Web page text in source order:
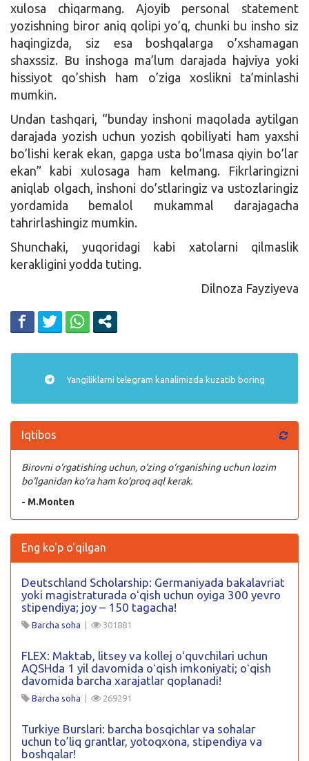
xulosa chiqarmang. Ajoyib personal statement
yozishning biror aniq qolipi yo’q, chunki bu insho siz
haqingizda, siz esa boshqalarga o’xshamagan
shaxssiz. Bu inshoga ma’lum darajada hajviya yoki
hissiyot qo’shish ham o’ziga xoslikni ta’minlashi
mumkin.
Undan tashqari, “bunday inshoni maqolada aytilgan
darajada yozish uchun yozish qobiliyati ham yaxshi
bo’lishi kerak ekan, gapga usta bo’lmasa qiyin bo’lar
ekan” kabi xulosaga ham kelmang. Fikrlaringizni
aniqlab olgach, inshoni do’stlaringiz va ustozlaringiz
yordamida bemalol mukammal darajagacha
tahrirlashingiz mumkin.
Shunchaki, yuqoridagi kabi xatolarni qilmaslik
kerakligini yodda tuting.
Dilnoza Fayziyeva
Yangiliklarni telegram kanalimizda kuzatib boring
Iqtibos
Birovni o‘rgatishing uchun, o‘zing o‘rganishing uchun lozim
bo‘lganidan ko‘ra ham ko‘proq aql kerak.
- M.Monten
Eng ko'p o'qilgan
Deutschland Scholarship: Germaniyada bakalavriat
yoki magistraturada oʻqish uchun oyiga 300 yevro
stipendiya; joy – 150 tagacha!
Barcha soha | 301881
FLEX: Maktab, litsey va kollej oʻquvchilari uchun
AQSHda 1 yil davomida oʻqish imkoniyati; oʻqish
davomida barcha xarajatlar qoplanadi!
Barcha soha | 269291
Turkiye Burslari: barcha bosqichlar va sohalar
uchun to’liq grantlar, yotoqxona, stipendiya va
boshqalar!